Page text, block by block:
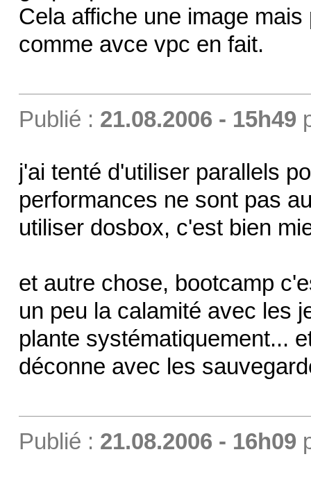
Cela affiche une image
comme avce vpc en fait.
Publié : 21.08.2006 - 15h49
j'ai tenté d'utiliser parallels
performances ne sont pas
utiliser dosbox, c'est bien
et autre chose, bootcamp
un peu la calamité avec les
plante systématiquement...
déconne avec les
Publié : 21.08.2006 - 16h09